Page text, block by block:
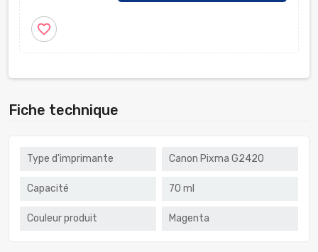
favorite_border
Fiche technique
Type d'imprimante Canon Pixma G2420
Capacité 70 ml
Couleur produit Magenta